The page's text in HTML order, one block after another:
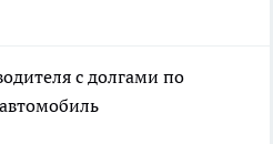
с долгами по